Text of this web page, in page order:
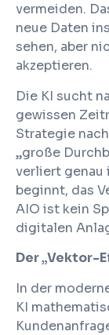
vermeiden.
neue Daten
sehen, aber
akzeptieren.
Die KI sucht
gewissen
Strategie
„große
verliert genau
beginnt, das
AIO ist kein
digitalen
Der „Vektor-
In der
KI